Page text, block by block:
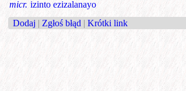
micr. izinto ezizalanayo
Dodaj | Zgłoś błąd | Krótki link